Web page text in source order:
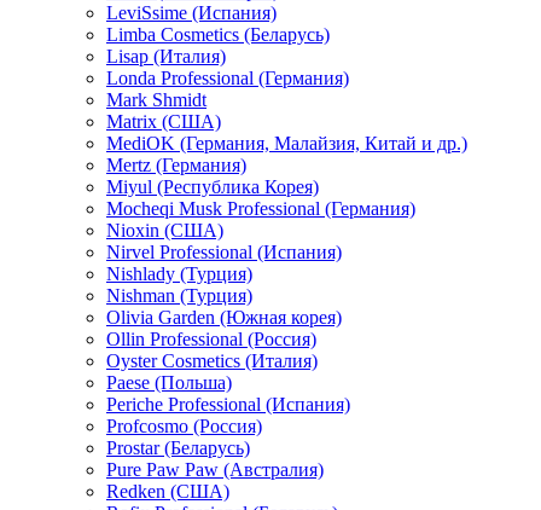
LeviSsime (Испания)
Limba Cosmetics (Беларусь)
Lisap (Италия)
Londa Professional (Германия)
Mark Shmidt
Matrix (США)
MediOK (Германия, Малайзия, Китай и др.)
Mertz (Германия)
Miyul (Республика Корея)
Mocheqi Musk Professional (Германия)
Nioxin (США)
Nirvel Professional (Испания)
Nishlady (Турция)
Nishman (Турция)
Olivia Garden (Южная корея)
Ollin Professional (Россия)
Oyster Cosmetics (Италия)
Paese (Польша)
Periche Professional (Испания)
Profcosmo (Россия)
Prostar (Беларусь)
Pure Paw Paw (Австралия)
Redken (США)